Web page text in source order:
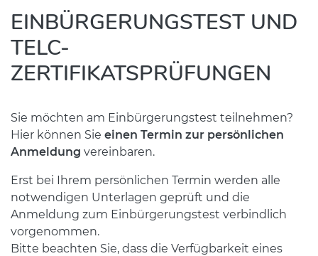
EINBÜRGERUNGSTEST UND
TELC-
ZERTIFIKATSPRÜFUNGEN
Sie möchten am Einbürgerungstest teilnehmen?
Hier können Sie einen Termin zur persönlichen
Anmeldung vereinbaren.
Erst bei Ihrem persönlichen Termin werden alle
notwendigen Unterlagen geprüft und die
Anmeldung zum Einbürgerungstest verbindlich
vorgenommen.
Bitte beachten Sie, dass die Verfügbarkeit eines